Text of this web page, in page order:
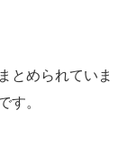
とめられていま
す。